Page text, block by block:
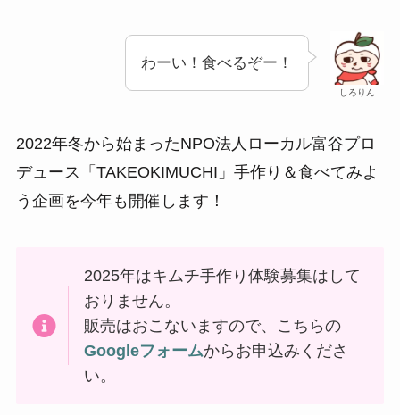
しろりん
わーい！食べるぞー！
2022年冬から始まったNPO法人ローカル富谷プロ
デュース「TAKEOKIMUCHI」手作り＆食べてみよ
う企画を今年も開催します！
2025年はキムチ手作り体験募集はして
おりません。
販売はおこないますので、こちらの
Googleフォームからお申込みくださ
い。